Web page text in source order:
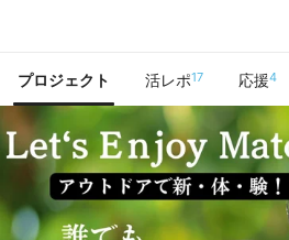
プロジェクト 活レポ17 応援4